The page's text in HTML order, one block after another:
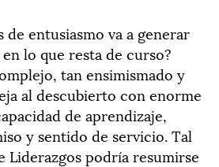
de entusiasmo va a generar
lo que resta de curso?
tan ensimismado y
al descubierto con enorme
de aprendizaje,
y sentido de servicio. Tal
Liderazgos podría resumirse